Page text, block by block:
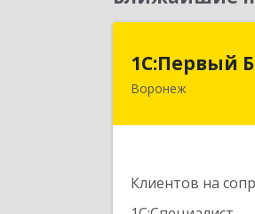
1С:Первый
Воронеж
Клиентов на
394006,